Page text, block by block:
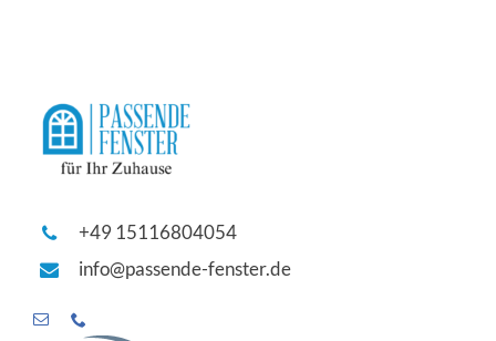
+49 15116804054
info@passende-fenster.de